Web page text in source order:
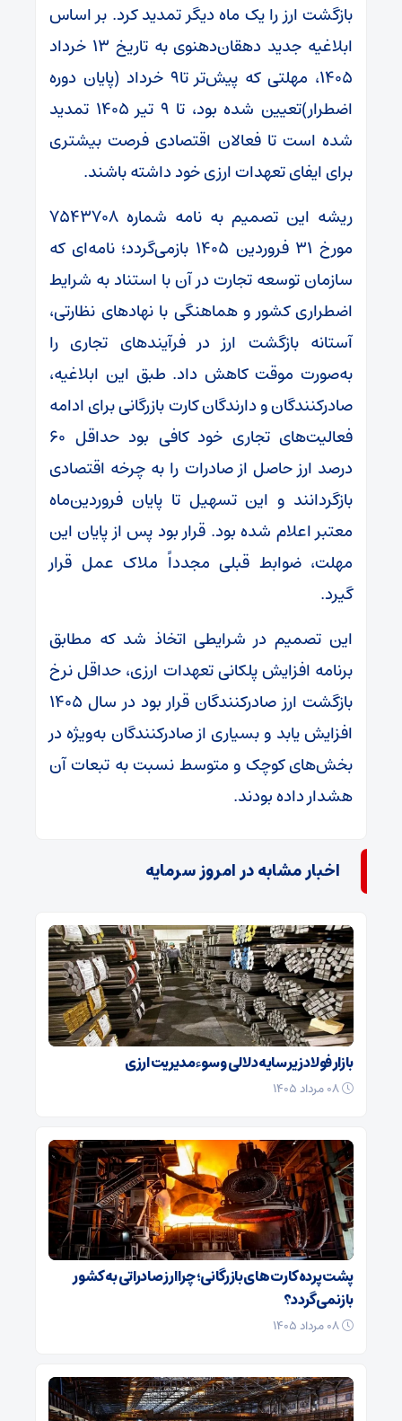
بازگشت ارز را یک ماه دیگر تمدید کرد. بر اساس
ابلاغیه جدید دهقان‌دهنوی به تاریخ ۱۳ خرداد
۱۴۰۵، مهلتی که پیش‌تر تا۹ خرداد (پایان دوره
اضطرار)تعیین شده بود، تا ۹ تیر ۱۴۰۵ تمدید
شده است تا فعالان اقتصادی فرصت بیشتری
برای ایفای تعهدات ارزی خود داشته باشند.
ریشه این تصمیم به نامه شماره ۷۵۴۳۷۰۸
مورخ ۳۱ فروردین ۱۴۰۵ بازمی‌گردد؛ نامه‌ای که
سازمان توسعه تجارت در آن با استناد به شرایط
اضطراری کشور و هماهنگی با نهادهای نظارتی،
آستانه بازگشت ارز در فرآیندهای تجاری را
به‌صورت موقت کاهش داد. طبق این ابلاغیه،
صادرکنندگان و دارندگان کارت بازرگانی برای ادامه
فعالیت‌های تجاری خود کافی بود حداقل ۶۰
درصد ارز حاصل از صادرات را به چرخه اقتصادی
بازگردانند و این تسهیل تا پایان فروردین‌ماه
معتبر اعلام شده بود. قرار بود پس از پایان این
مهلت، ضوابط قبلی مجدداً ملاک عمل قرار
گیرد.
این تصمیم در شرایطی اتخاذ شد که مطابق
برنامه افزایش پلکانی تعهدات ارزی، حداقل نرخ
بازگشت ارز صادرکنندگان قرار بود در سال ۱۴۰۵
افزایش یابد و بسیاری از صادرکنندگان به‌ویژه در
بخش‌های کوچک و متوسط نسبت به تبعات آن
هشدار داده بودند.
اخبار مشابه در امروز سرمایه
بازار فولاد زیر سایه دلالی و سوءمدیریت ارزی
پشت پرده کارت‌ های بازرگانی؛ چرا ارز صادراتی به کشور
بازنمی‌گردد؟